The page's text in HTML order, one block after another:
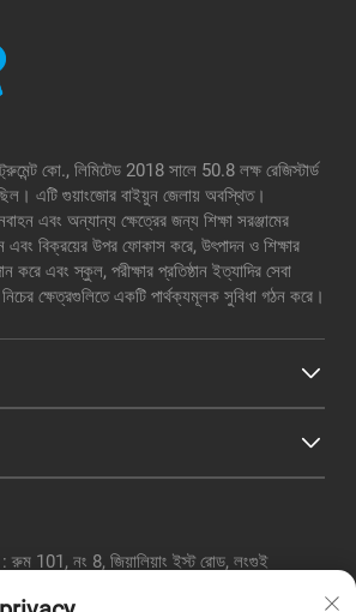
কো., লিমিটেড 2018 সালে 50.8 লক্ষ রেজিস্টার্ড
এটি গুয়াংজোর বাইয়ুন জেলায় অবস্থিত।
এবং অন্যান্য ক্ষেত্রের জন্য শিক্ষা সরঞ্জামের
এবং বিক্রয়ের উপর ফোকাস করে, উৎপাদন ও শিক্ষার
এবং স্কুল, পরীক্ষার প্রতিষ্ঠান ইত্যাদির সেবা
ক্ষেত্রগুলিতে একটি পার্থক্যমূলক সুবিধা গঠন করে।
101, নং 8, জিয়ালিয়াং ইস্ট রোড, লংগুই